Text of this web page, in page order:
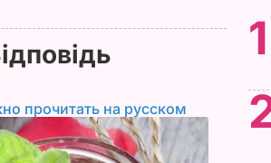
прочитать на русском
1